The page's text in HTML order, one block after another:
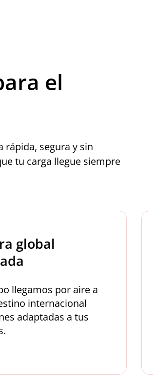
el
rápida, segura y sin
tu carga llegue siempre
global
llegamos por aire a
internacional
adaptadas a tus